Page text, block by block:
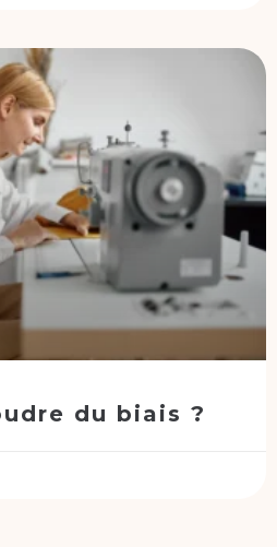
du biais ?